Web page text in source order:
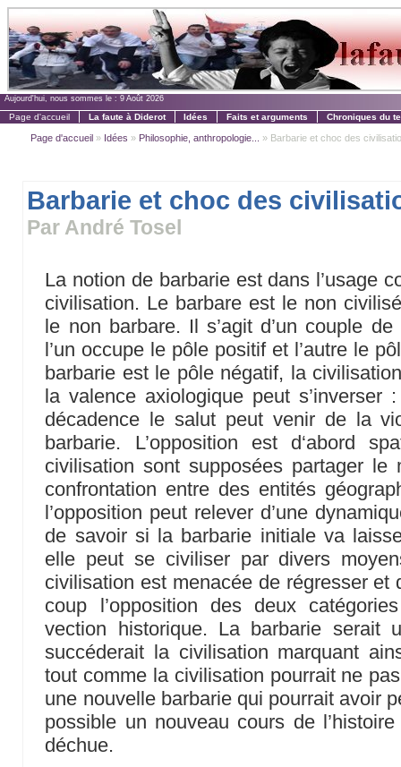
Aujourd'hui, nous sommes le : 9 Août 2026
Page d'accueil La faute à Diderot Idées Faits et arguments Chroniques du
Page d'accueil » Idées » Philosophie, anthropologie... » Barbarie et choc des
Barbarie et choc des
Par André Tosel
La notion de barbarie est dans l’usage
civilisation. Le barbare est le non
le non barbare. Il s’agit d’un couple
l’un occupe le pôle positif et l’autre le
barbarie est le pôle négatif, la
la valence axiologique peut
décadence le salut peut venir de la
barbarie. L’opposition est d‘abord
civilisation sont supposées partager le
confrontation entre des entités
l’opposition peut relever d’une
de savoir si la barbarie initiale va
elle peut se civiliser par divers
civilisation est menacée de régresser et
coup l’opposition des deux
vection historique. La barbarie serait
succéderait la civilisation marquant
tout comme la civilisation pourrait ne
une nouvelle barbarie qui pourrait avoir
possible un nouveau cours de
déchue.